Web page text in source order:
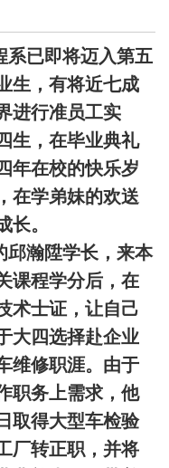
已即将迈入第五
生，有将近七成
进行准员工实
生，在毕业典礼
年在校的快乐岁
在学弟妹的欢送
长。
瀚陞学长，来本
课程学分后，在
术士证，让自己
大四选择赴企业
维修职涯。由于
职务上需求，他
取得大型车检验
厂转正职，并将